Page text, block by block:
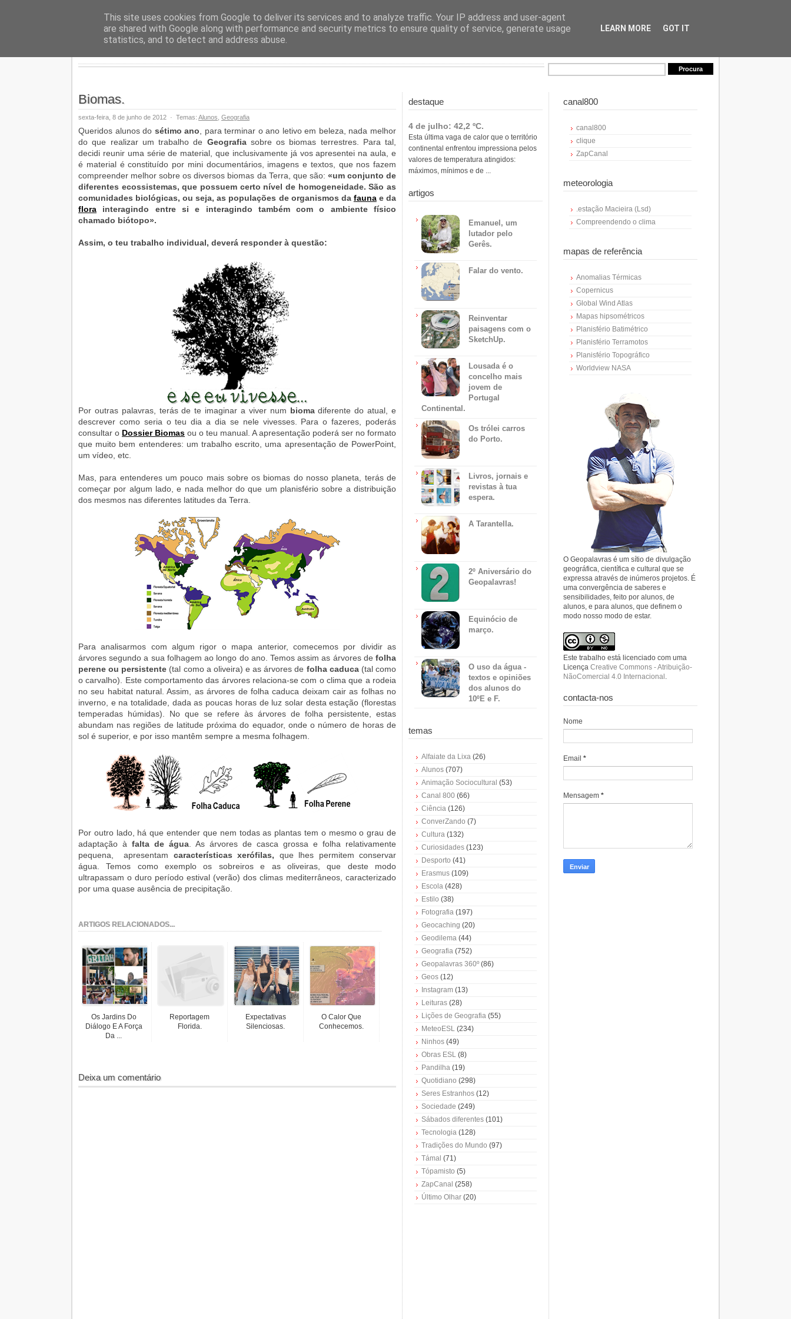
Geopalavras
Biomas.
sexta-feira, 8 de junho de 2012 · Temas: Alunos Geografia
Queridos alunos do sétimo ano , para terminar o ano letivo em beleza, nada melhor
do que realizar um trabalho de Geografiasobre os biomas terrestres. Para tal,
decidi reunir uma série de material, que inclusivamente já vos apresentei na aula, e
é material é constituído por mini documentários, imagens e textos, que nos fazem
compreender melhor sobre os diversos biomas da Terra, que são: «um conjunto de
diferentes ecossistemas, que possuem certo nível de homogeneidade. São as
comunidades biológicas, ou seja, as populações de organismos da faunae da
flora interagindo entre si e interagindo também com o ambiente físico
chamado biótopo».
Assim, o teu trabalho individual, deverá responder à questão:
Por outras palavras, terás de te imaginar a viver num biomadiferente do atual, e
descrever como seria o teu dia a dia se nele vivesses. Para o fazeres, poderás
consultar o Dossier Biomas ou o teu manual. A apresentação poderá ser no formato
que muito bem entenderes: um trabalho escrito, uma apresentação de PowerPoint,
um vídeo, etc.
Mas, para entenderes um pouco mais sobre os biomas do nosso planeta, terás de
começar por algum lado, e nada melhor do que um planisfério sobre a distribuição
dos mesmos nas diferentes latitudes da Terra.
Para analisarmos com algum rigor o mapa anterior, comecemos por dividir as
árvores segundo a sua folhagem ao longo do ano. Temos assim as árvores de folha
perene ou persistente (tal como a oliveira) e as árvores de folha caduca(tal como
o carvalho). Este comportamento das árvores relaciona-se com o clima que a rodeia
no seu habitat natural. Assim, as árvores de folha caduca deixam cair as folhas no
inverno, e na totalidade, dada as poucas horas de luz solar desta estação (florestas
temperadas húmidas). No que se refere às árvores de folha persistente, estas
abundam nas regiões de latitude próxima do equador, onde o número de horas de
sol é superior, e por isso mantêm sempre a mesma folhagem.
Por outro lado, há que entender que nem todas as plantas tem o mesmo o grau de
adaptação à falta de água . As árvores de casca grossa e folha relativamente
pequena, apresentam características xerófilas, que lhes permitem conservar
água. Temos como exemplo os sobreiros e as oliveiras, que deste modo
ultrapassam o duro período estival (verão) dos climas mediterrâneos, caracterizado
por uma quase ausência de precipitação.
ARTIGOS RELACIONADOS...
Os Jardins Do
Diálogo E A Força
Da ...
Reportagem
Florida.
Expectativas
Silenciosas.
O Calor Que
Conhecemos.
Deixa um comentário
destaque
4 de julho: 42,2 ºC.
Esta última vaga de calor que o território
continental enfrentou impressiona pelos
valores de temperatura atingidos:
máximos, mínimos e de ...
artigos
Emanuel, um
lutador pelo
Gerês.
Falar do vento.
Reinventar
paisagens com o
SketchUp.
Lousada é o
concelho mais
jovem de
Portugal
Continental.
Os trólei carros
do Porto.
Livros, jornais e
revistas à tua
espera.
A Tarantella.
2º Aniversário do
Geopalavras!
Equinócio de
março.
O uso da água -
textos e opiniões
dos alunos do
10ºE e F.
temas
Alfaiate da Lixa (26)
Alunos (707)
Animação Sociocultural (53)
Canal 800 (66)
Ciência (126)
ConverZando (7)
Cultura (132)
Curiosidades (123)
Desporto (41)
Erasmus (109)
Escola (428)
Estilo (38)
Fotografia (197)
Geocaching (20)
Geodilema (44)
Geografia (752)
Geopalavras 360º (86)
Geos (12)
Instagram (13)
Leituras (28)
Lições de Geografia (55)
MeteoESL (234)
Ninhos (49)
Obras ESL (8)
Pandilha (19)
Quotidiano (298)
Seres Estranhos (12)
Sociedade (249)
Sábados diferentes (101)
Tecnologia (128)
Tradições do Mundo (97)
Támal (71)
Tópamisto (5)
ZapCanal (258)
Último Olhar (20)
canal800
canal800
clique
ZapCanal
meteorologia
.estação Macieira (Lsd)
Compreendendo o clima
mapas de referência
Anomalias Térmicas
Copernicus
Global Wind Atlas
Mapas hipsométricos
Planisfério Batimétrico
Planisfério Terramotos
Planisfério Topográfico
Worldview NASA
O Geopalavras é um sítio de divulgação
geográfica, científica e cultural que se
expressa através de inúmeros projetos. É
uma convergência de saberes e
sensibilidades, feito por alunos, de
alunos, e para alunos, que definem o
modo nosso modo de estar.
Este trabalho está licenciado com uma
Licença Creative Commons - Atribuição-
NãoComercial 4.0 Internacional .
contacta-nos
Nome
Email *
Mensagem *
This site uses cookies from Google to deliver its services and to analyze traffic. Your IP address and user-agent
are shared with Google along with performance and security metrics to ensure quality of service, generate usage
statistics, and to detect and address abuse.
LEARN MORE GOT IT